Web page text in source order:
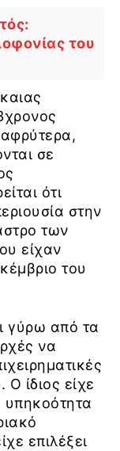
του
σε
ότι
στην
των
είχαν
του
γύρω από τα
να
ίδιος είχε
υπηκοότητα
επιλέξει